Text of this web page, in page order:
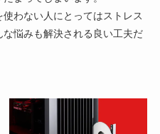
わない人にとってはストレス
悩みも解決される良い工夫だ